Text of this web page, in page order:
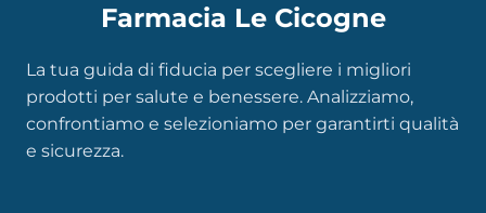
Farmacia Le Cicogne
La tua guida di fiducia per scegliere i migliori
prodotti per salute e benessere. Analizziamo,
confrontiamo e selezioniamo per garantirti qualità
e sicurezza.